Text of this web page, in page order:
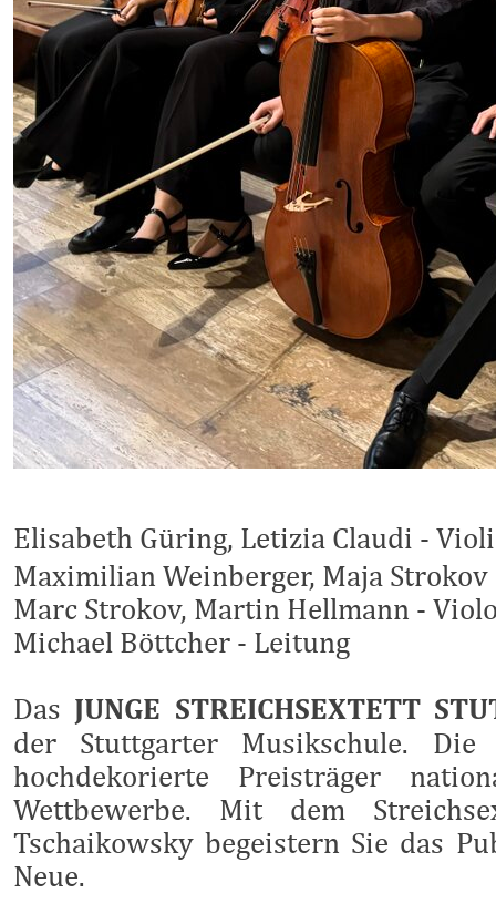
Elisabeth Güring, Letizia Claudi -
Maximilian Weinberger, Maja Strokov
Marc Strokov, Martin Hellmann -
Michael Böttcher - Leitung
Das JUNGE STREICHSEXTETT
der Stuttgarter Musikschule.
hochdekorierte Preisträger
Wettbewerbe. Mit dem
Tschaikowskybegeistern Sie das
Neue.